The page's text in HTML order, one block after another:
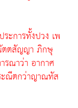
ะการทั้งปวง เพ
ตตสัญญา ภิกษุ
ณาว่า อากาศ
ะณีตกว่าญาณทัส